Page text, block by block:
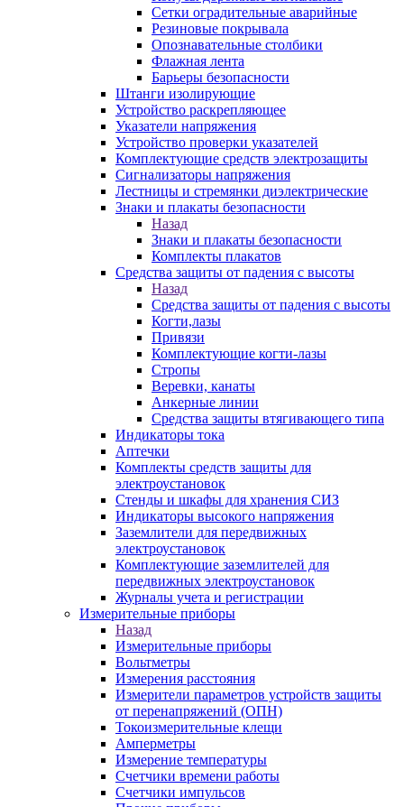
Сетки оградительные аварийные
Резиновые покрывала
Опознавательные столбики
Флажная лента
Барьеры безопасности
Штанги изолирующие
Устройство раскрепляющее
Указатели напряжения
Устройство проверки указателей
Комплектующие средств электрозащиты
Сигнализаторы напряжения
Лестницы и стремянки диэлектрические
Знаки и плакаты безопасности
Назад
Знаки и плакаты безопасности
Комплекты плакатов
Средства защиты от падения с высоты
Назад
Средства защиты от падения с высоты
Когти,лазы
Привязи
Комплектующие когти-лазы
Стропы
Веревки, канаты
Анкерные линии
Средства защиты втягивающего типа
Индикаторы тока
Аптечки
Комплекты средств защиты для
электроустановок
Стенды и шкафы для хранения СИЗ
Индикаторы высокого напряжения
Заземлители для передвижных
электроустановок
Комплектующие заземлителей для
передвижных электроустановок
Журналы учета и регистрации
Измерительные приборы
Назад
Измерительные приборы
Вольтметры
Измерения расстояния
Измерители параметров устройств защиты
от перенапряжений (ОПН)
Токоизмерительные клещи
Амперметры
Измерение температуры
Счетчики времени работы
Счетчики импульсов